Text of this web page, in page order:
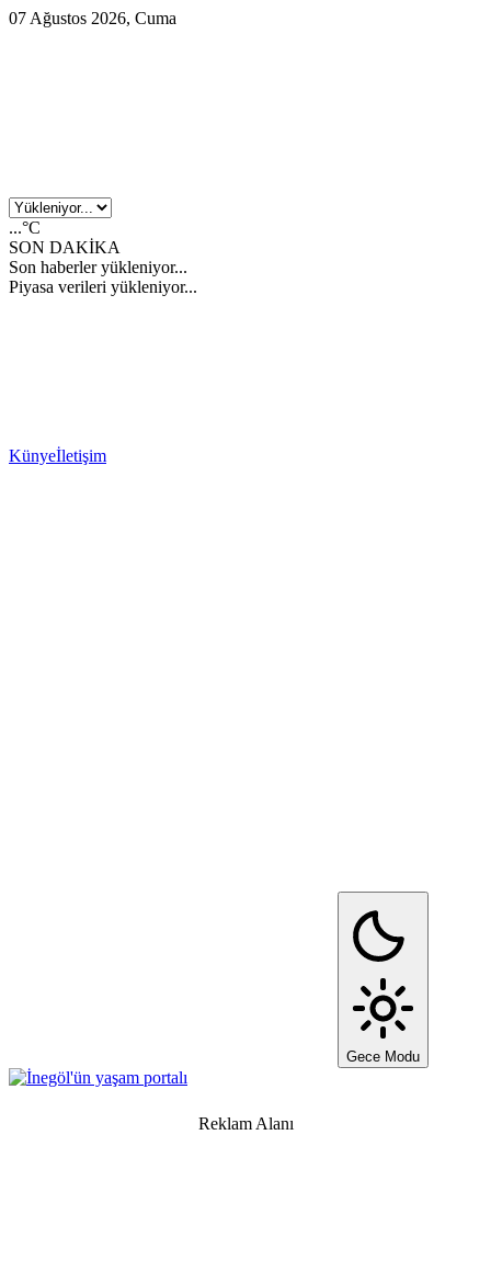
07 Ağustos 2026, Cuma
...°C
SON DAKİKA
Son haberler yükleniyor...
Piyasa verileri yükleniyor...
Künyeİletişim
Gece Modu
Reklam Alanı